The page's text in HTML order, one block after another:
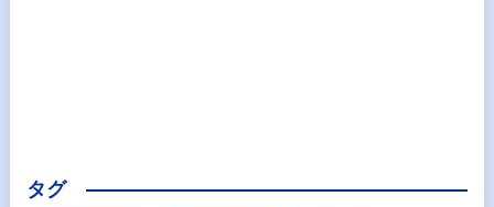
タグ